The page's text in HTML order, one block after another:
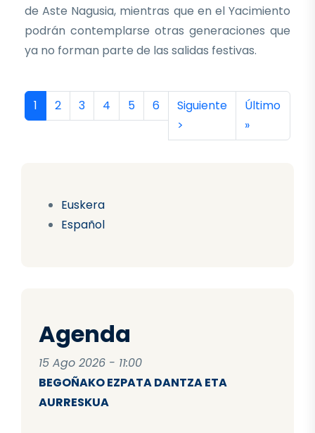
Euskera
Español
Agenda
15 Ago 2026 - 11:00
BEGOÑAKO EZPATA DANTZA ETA
AURRESKUA
de Aste Nagusia, mientras que en el Yacimiento
podrán contemplarse otras generaciones que
ya no forman parte de las salidas festivas.
Paginación
Página actual
1 Página
2 Página
3 Página
4 Página
5 Página
6 Siguiente página
Siguiente
>
Última
Último
»